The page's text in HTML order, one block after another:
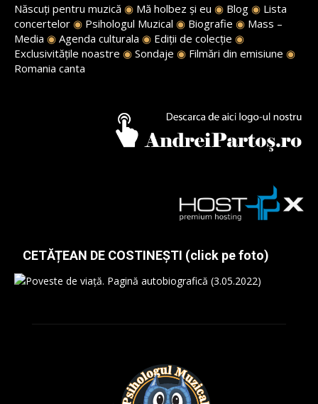
Născuți pentru muzică ◉ Mă holbez și eu ◉ Blog ◉ Lista
concertelor ◉ Psihologul Muzical ◉ Biografie ◉ Mass –
Media ◉ Agenda culturala ◉ Ediții de colecție ◉
Exclusivitățile noastre ◉ Sondaje ◉ Filmări din emisiune ◉
Romania canta
CETĂȚEAN DE COSTINEȘTI (click pe foto)